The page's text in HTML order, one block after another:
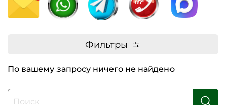
Фильтры
По вашему запросу ничего не найдено